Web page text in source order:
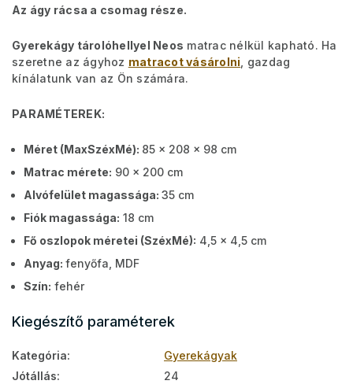
Az ágy rácsa a csomag része.
Gyerekágy tárolóhellyel Neos matrac nélkül kapható. Ha
szeretne az ágyhoz matracot vásárolni , gazdag
kínálatunk van az Ön számára.
PARAMÉTEREK:
Méret (MaxSzéxMé): 85 x 208 x 98 cm
Matrac mérete: 90 x 200 cm
Alvófelület magassága: 35 cm
Fiók magassága: 18 cm
Fő oszlopok méretei (SzéxMé): 4,5 x 4,5 cm
Anyag: fenyőfa, MDF
Szín: fehér
Kiegészítő paraméterek
Kategória:
Gyerekágyak
Jótállás:
24